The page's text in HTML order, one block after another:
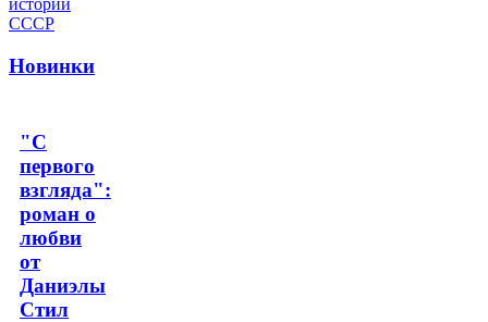
Новинки
"С
первого
взгляда":
роман о
любви
от
Даниэлы
Стил